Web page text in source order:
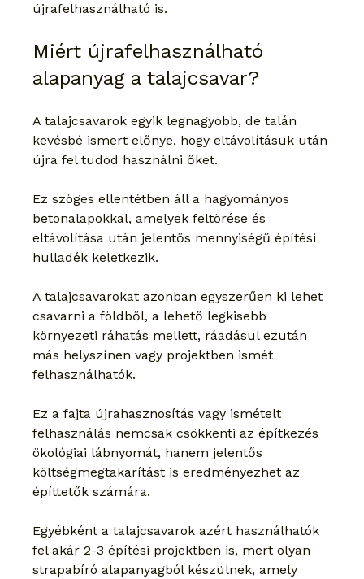
újrafelhasználható is.
Miért újrafelhasználható
alapanyag a talajcsavar?
A talajcsavarok egyik legnagyobb, de talán
kevésbé ismert előnye, hogy eltávolításuk után
újra fel tudod használni őket.
Ez szöges ellentétben áll a hagyományos
betonalapokkal, amelyek feltörése és
eltávolítása után jelentős mennyiségű építési
hulladék keletkezik.
A talajcsavarokat azonban egyszerűen ki lehet
csavarni a földből, a lehető legkisebb
környezeti ráhatás mellett, ráadásul ezután
más helyszínen vagy projektben ismét
felhasználhatók.
Ez a fajta újrahasznosítás vagy ismételt
felhasználás nemcsak csökkenti az építkezés
ökológiai lábnyomát, hanem jelentős
költségmegtakarítást is eredményezhet az
építtetők számára.
Egyébként a talajcsavarok azért használhatók
fel akár 2-3 építési projektben is, mert olyan
strapabíró alapanyagból készülnek, amely